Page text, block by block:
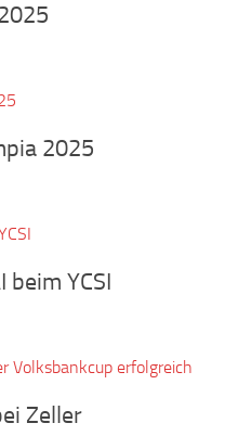
2025
YCSI
Zeller